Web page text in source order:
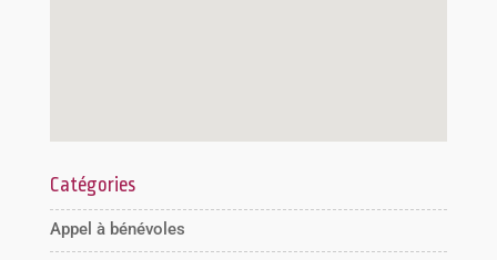
Catégories
Appel à bénévoles